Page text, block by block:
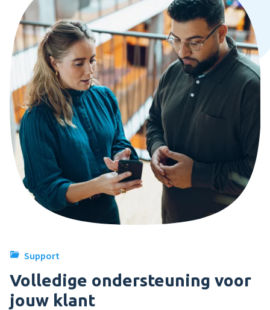
Support
Volledige ondersteuning voor
jouw klant